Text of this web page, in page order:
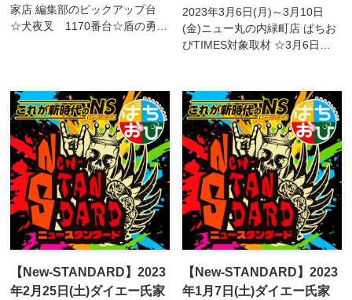
家店 編集部のピックアップ台
☆犬夜叉 1170番台☆盾の勇者
2023年3月6日(月)～3月10日
(金)ニュー丸の内緑町店 ぱちお
びTIMES対象取材 ☆3月6日
2 357 / 359番台 甲鉄城の
カ...
【New-STANDARD】2023
年2月25日(土)ダイエー氏家
【New-STANDARD】2023
年1月7日(土)ダイエー氏家